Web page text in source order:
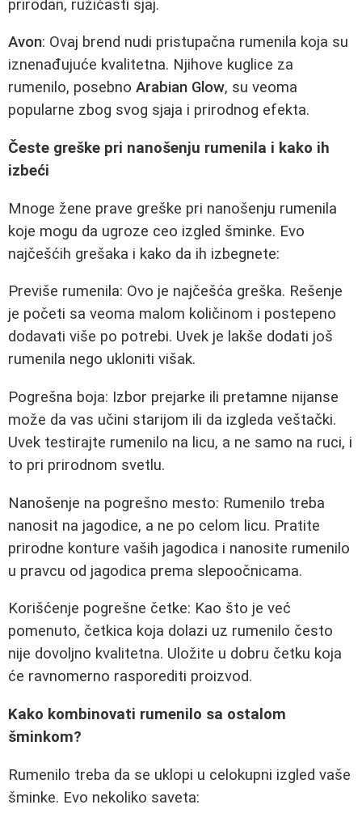
prirodan, ružičasti sjaj.
Avon: Ovaj brend nudi pristupačna rumenila koja su
iznenađujuće kvalitetna. Njihove kuglice za
rumenilo, posebno Arabian Glow, su veoma
popularne zbog svog sjaja i prirodnog efekta.
Česte greške pri nanošenju rumenila i kako ih
izbeći
Mnoge žene prave greške pri nanošenju rumenila
koje mogu da ugroze ceo izgled šminke. Evo
najčešćih grešaka i kako da ih izbegnete:
Previše rumenila: Ovo je najčešća greška. Rešenje
je početi sa veoma malom količinom i postepeno
dodavati više po potrebi. Uvek je lakše dodati još
rumenila nego ukloniti višak.
Pogrešna boja: Izbor prejarke ili pretamne nijanse
može da vas učini starijom ili da izgleda veštački.
Uvek testirajte rumenilo na licu, a ne samo na ruci, i
to pri prirodnom svetlu.
Nanošenje na pogrešno mesto: Rumenilo treba
nanosit na jagodice, a ne po celom licu. Pratite
prirodne konture vaših jagodica i nanosite rumenilo
u pravcu od jagodica prema slepoočnicama.
Korišćenje pogrešne četke: Kao što je već
pomenuto, četkica koja dolazi uz rumenilo često
nije dovoljno kvalitetna. Uložite u dobru četku koja
će ravnomerno rasporediti proizvod.
Kako kombinovati rumenilo sa ostalom
šminkom?
Rumenilo treba da se uklopi u celokupni izgled vaše
šminke. Evo nekoliko saveta: